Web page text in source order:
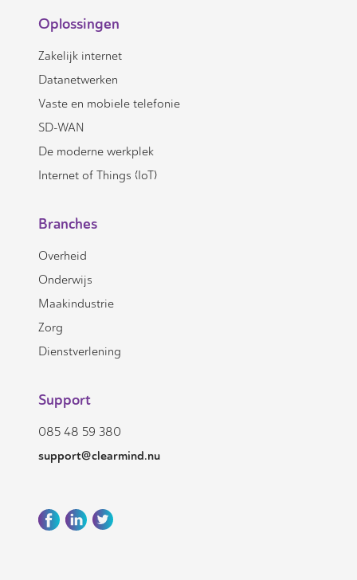
Oplossingen
Zakelijk internet
Datanetwerken
Vaste en mobiele telefonie
SD-WAN
De moderne werkplek
Internet of Things (IoT)
Branches
Overheid
Onderwijs
Maakindustrie
Zorg
Dienstverlening
Support
085 48 59 380
support@clearmind.nu